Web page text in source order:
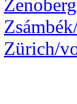
Zürich/